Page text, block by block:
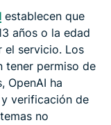
establecen que
años o la edad
el servicio. Los
tener permiso de
OpenAI ha
verificación de
no